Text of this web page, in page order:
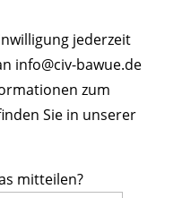
jederzeit
info@civ-bawue.de
zum
Sie in unserer
mitteilen?